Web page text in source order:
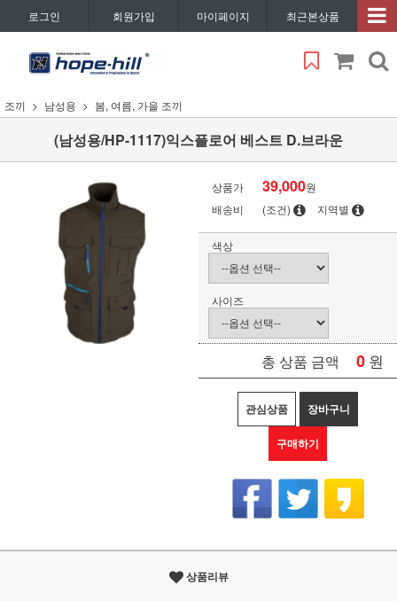
로그인 회원가입 마이페이지 최근본상품
조끼 남성용 봄, 여름, 가을 조끼
(남성용/HP-1117)익스플로어 베스트 D.브라운
상품가 39,000원
배송비
(조건) 지역별
색상
사이즈
총 상품 금액 0 원
관심상품 장바구니
구매하기
상품리뷰